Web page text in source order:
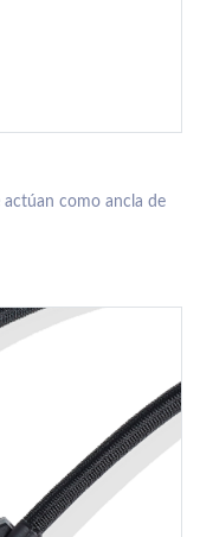
actúan como ancla de